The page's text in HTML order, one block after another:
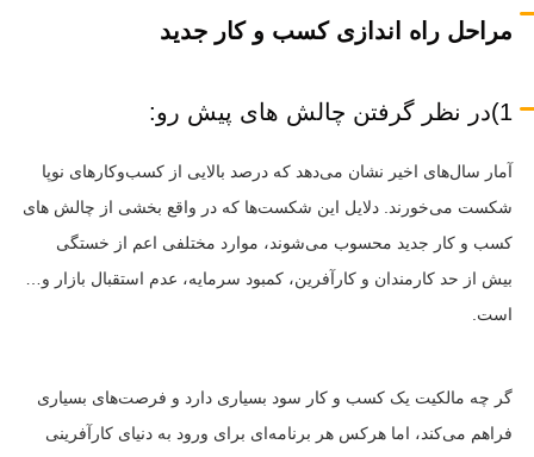
مراحل راه اندازی کسب و کار جدید
1)در نظر گرفتن چالش های پیش رو:
آمار سال‌های اخیر نشان می‌دهد که درصد بالایی از کسب‌وکارهای نوپا
شکست می‌خورند. دلایل این شکست‌ها که در واقع بخشی از چالش‌ های
کسب و کار جدید محسوب می‌شوند، موارد مختلفی اعم از خستگی
بیش از حد کارمندان و کارآفرین، کمبود سرمایه، عدم استقبال بازار و…
است.
گر چه مالکیت یک کسب و کار سود بسیاری دارد و فرصت‌های بسیاری
فراهم می‌کند، اما هرکس هر برنامه‌ای‌ برای ورود به دنیای کارآفرینی